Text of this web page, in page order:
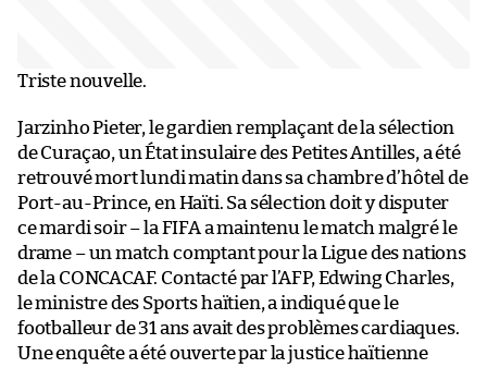
Triste nouvelle.
Jarzinho Pieter, le gardien remplaçant de la sélection
de Curaçao, un État insulaire des Petites Antilles, a été
retrouvé mort lundi matin dans sa chambre d’hôtel de
Port-au-Prince, en Haïti. Sa sélection doit y disputer
ce mardi soir – la FIFA a maintenu le match malgré le
drame – un match comptant pour la Ligue des nations
de la CONCACAF. Contacté par l’AFP, Edwing Charles,
le ministre des Sports haïtien, a indiqué que le
footballeur de 31 ans avait des problèmes cardiaques.
Une enquête a été ouverte par la justice haïtienne